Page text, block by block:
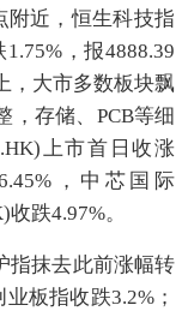
附近，恒生科技指
，报4888.39
，大市多数板块飘
，存储、PCB等细
上市首日收涨
，中芯国际
跌4.97%。
指抹去此前涨幅转
板指收跌3.2%；